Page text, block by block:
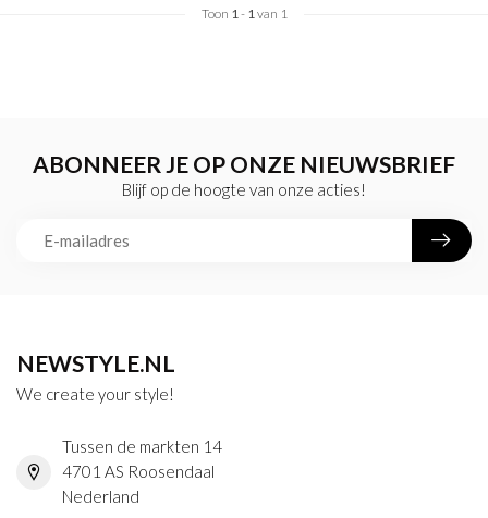
Toon 1- 1van 1
ABONNEER JE OP ONZE NIEUWSBRIEF
Blijf op de hoogte van onze acties!
NEWSTYLE.NL
We create your style!
Tussen de markten 14
4701 AS Roosendaal
Nederland